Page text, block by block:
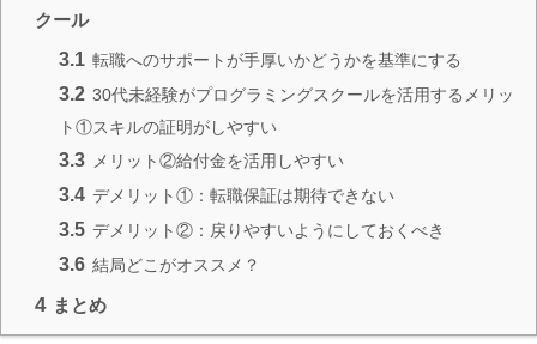
クール
3.1 転職へのサポートが手厚いかどうかを基準にする
3.2 30代未経験がプログラミングスクールを活用するメリッ
ト①スキルの証明がしやすい
3.3 メリット②給付金を活用しやすい
3.4 デメリット①：転職保証は期待できない
3.5 デメリット②：戻りやすいようにしておくべき
3.6 結局どこがオススメ？
4 まとめ